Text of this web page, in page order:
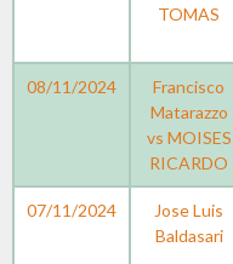
TOMAS
08/11/2024
Francisco
Matarazzo
vs MOISES
RICARDO
07/11/2024
Jose Luis
Baldasari